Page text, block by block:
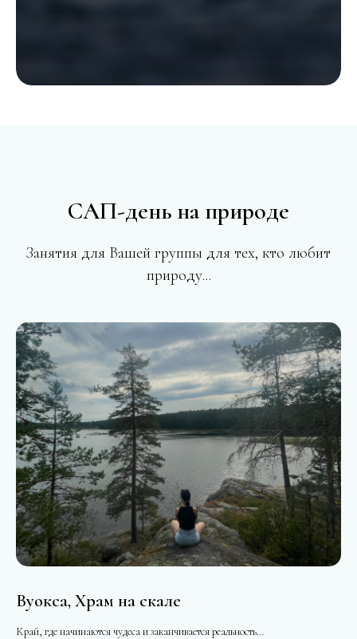
САП-день на природе
Занятия для Вашей группы для тех, кто любит
природу...
Вуокса, Храм на скале
Край, где начинаются чудеса и заканчивается реальность…